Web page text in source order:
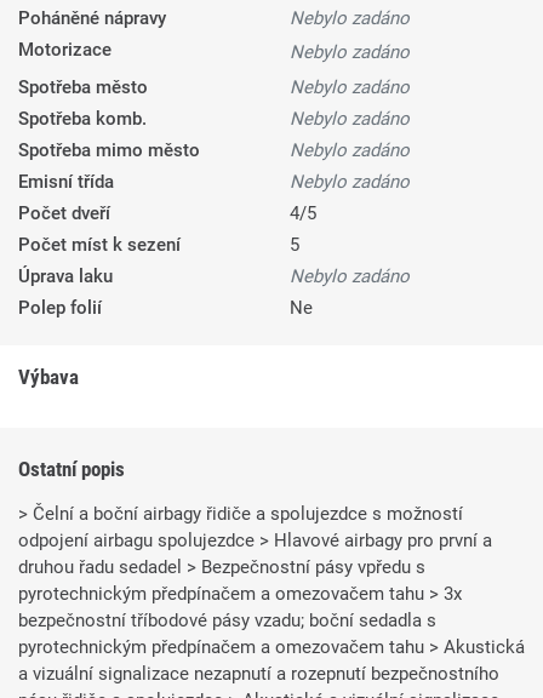
Poháněné nápravy
Nebylo zadáno
Motorizace
Nebylo zadáno
Spotřeba město
Nebylo zadáno
Spotřeba komb.
Nebylo zadáno
Spotřeba mimo město
Nebylo zadáno
Emisní třída
Nebylo zadáno
Počet dveří
4/5
Počet míst k sezení
5
Úprava laku
Nebylo zadáno
Polep folií
Ne
Výbava
Ostatní popis
> Čelní a boční airbagy řidiče a spolujezdce s možností
odpojení airbagu spolujezdce > Hlavové airbagy pro první a
druhou řadu sedadel > Bezpečnostní pásy vpředu s
pyrotechnickým předpínačem a omezovačem tahu > 3x
bezpečnostní tříbodové pásy vzadu; boční sedadla s
pyrotechnickým předpínačem a omezovačem tahu > Akustická
a vizuální signalizace nezapnutí a rozepnutí bezpečnostního